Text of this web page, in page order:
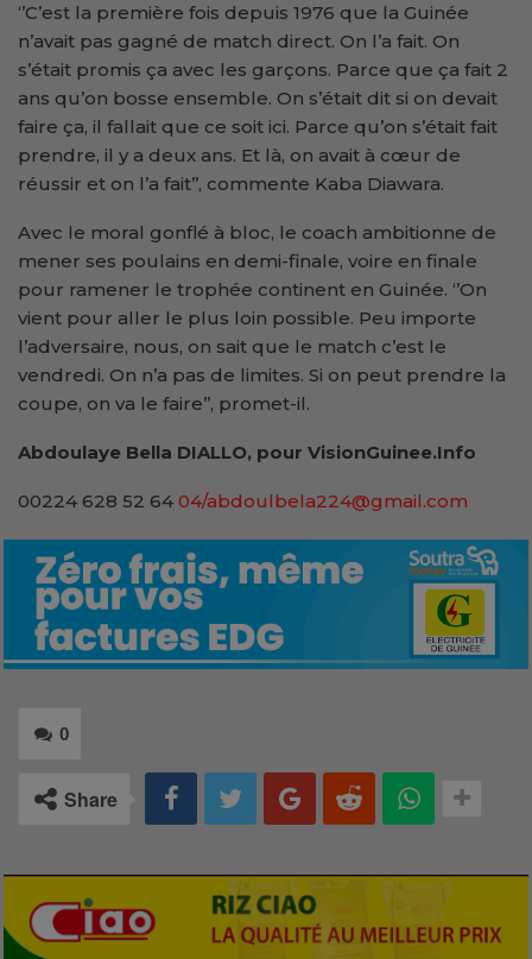
‘’C’est la première fois depuis 1976 que la Guinée
n’avait pas gagné de match direct. On l’a fait. On
s’était promis ça avec les garçons. Parce que ça fait 2
ans qu’on bosse ensemble. On s’était dit si on devait
faire ça, il fallait que ce soit ici. Parce qu’on s’était fait
prendre, il y a deux ans. Et là, on avait à cœur de
réussir et on l’a fait’’, commente Kaba Diawara.
Avec le moral gonflé à bloc, le coach ambitionne de
mener ses poulains en demi-finale, voire en finale
pour ramener le trophée continent en Guinée. ‘’On
vient pour aller le plus loin possible. Peu importe
l’adversaire, nous, on sait que le match c’est le
vendredi. On n’a pas de limites. Si on peut prendre la
coupe, on va le faire’’, promet-il.
Abdoulaye Bella DIALLO, pour VisionGuinee.Info
00224 628 52 64 04/abdoulbela224@gmail.com
0
Share